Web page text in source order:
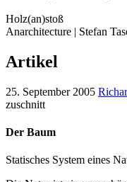
Holz(an)stoß
Anarchitecture | Stefan
Artikel
25. September 2005
zuschnitt
Der Baum
Statisches System eines